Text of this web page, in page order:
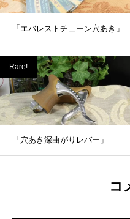
「エバレストチェーン穴あき」
Rare!
「穴あき深曲がりレバー」
コ